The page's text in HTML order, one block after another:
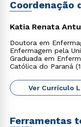
Coordenação
Katia Renata
Doutora em
Enfermagem pela
Graduada em
Católica do Paraná
Ver Currículo
Ferramentas
Rápido e